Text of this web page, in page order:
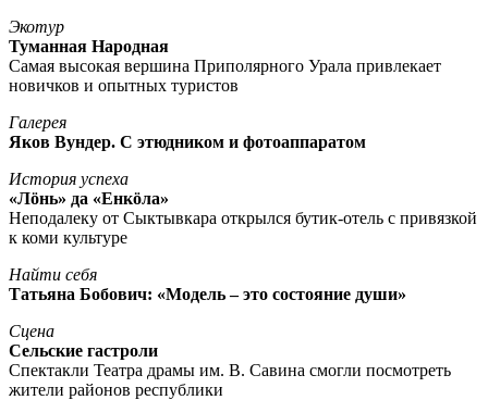
Экотур
Туманная Народная
Самая высокая вершина Приполярного Урала привлекает
новичков и опытных туристов
Галерея
Яков Вундер. С этюдником и фотоаппаратом
История успеха
«Лöнь» да «Енкöла»
Неподалеку от Сыктывкара открылся бутик-отель с привязкой
к коми культуре
Найти себя
Татьяна Бобович: «Модель – это состояние души»
Сцена
Сельские гастроли
Спектакли Театра драмы им. В. Савина смогли посмотреть
жители районов республики